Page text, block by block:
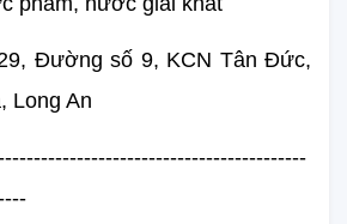
Đường số 9, KCN Tân Đức,
Long An